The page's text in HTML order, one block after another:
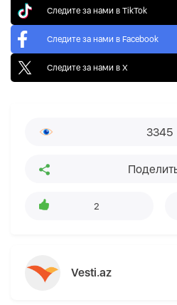
Следите за нами в TikTok
Следите за нами в Facebook
Следите за нами в X
3345
2
Vesti.az